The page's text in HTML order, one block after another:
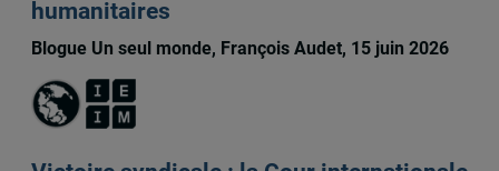
humanitaires
Blogue Un seul monde, François Audet, 15 juin 2026